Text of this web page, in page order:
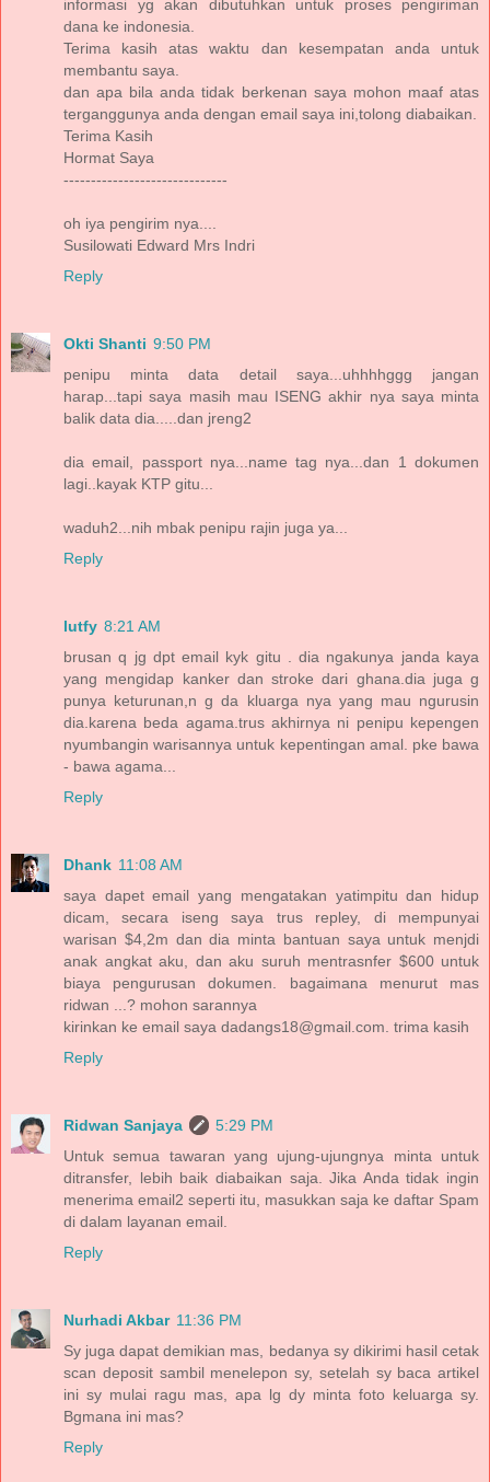
informasi yg akan dibutuhkan untuk proses pengiriman
dana ke indonesia.
Terima kasih atas waktu dan kesempatan anda untuk
membantu saya.
dan apa bila anda tidak berkenan saya mohon maaf atas
terganggunya anda dengan email saya ini,tolong diabaikan.
Terima Kasih
Hormat Saya
------------------------------
oh iya pengirim nya....
Susilowati Edward Mrs Indri
Reply
Okti Shanti 9:50 PM
penipu minta data detail saya...uhhhhggg jangan
harap...tapi saya masih mau ISENG akhir nya saya minta
balik data dia.....dan jreng2
dia email, passport nya...name tag nya...dan 1 dokumen
lagi..kayak KTP gitu...
waduh2...nih mbak penipu rajin juga ya...
Reply
lutfy 8:21 AM
brusan q jg dpt email kyk gitu . dia ngakunya janda kaya
yang mengidap kanker dan stroke dari ghana.dia juga g
punya keturunan,n g da kluarga nya yang mau ngurusin
dia.karena beda agama.trus akhirnya ni penipu kepengen
nyumbangin warisannya untuk kepentingan amal. pke bawa
- bawa agama...
Reply
Dhank 11:08 AM
saya dapet email yang mengatakan yatimpitu dan hidup
dicam, secara iseng saya trus repley, di mempunyai
warisan $4,2m dan dia minta bantuan saya untuk menjdi
anak angkat aku, dan aku suruh mentrasnfer $600 untuk
biaya pengurusan dokumen. bagaimana menurut mas
ridwan ...? mohon sarannya
kirinkan ke email saya dadangs18@gmail.com. trima kasih
Reply
Ridwan Sanjaya
5:29 PM
Untuk semua tawaran yang ujung-ujungnya minta untuk
ditransfer, lebih baik diabaikan saja. Jika Anda tidak ingin
menerima email2 seperti itu, masukkan saja ke daftar Spam
di dalam layanan email.
Reply
Nurhadi Akbar 11:36 PM
Sy juga dapat demikian mas, bedanya sy dikirimi hasil cetak
scan deposit sambil menelepon sy, setelah sy baca artikel
ini sy mulai ragu mas, apa lg dy minta foto keluarga sy.
Bgmana ini mas?
Reply